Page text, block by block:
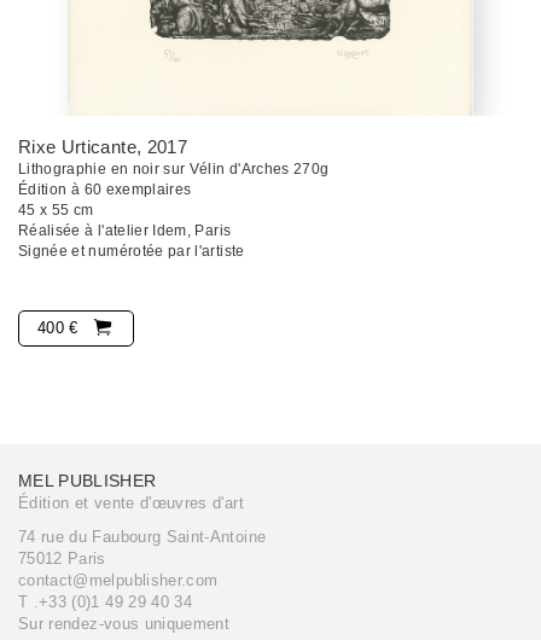
Rixe Urticante, 2017
Lithographie en noir sur Vélin d'Arches 270g
Édition à 60 exemplaires
45 x 55 cm
Réalisée à l'atelier Idem, Paris
Signée et numérotée par l'artiste
400 €
MEL PUBLISHER
Édition et vente d'œuvres d'art
74 rue du Faubourg Saint-Antoine
75012 Paris
contact@melpublisher.com
T .+33 (0)1 49 29 40 34
Sur rendez-vous uniquement